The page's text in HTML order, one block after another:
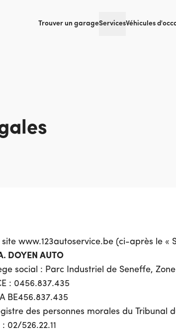
Trouver un garageServicesVéhicules
site www.123autoservice.be (ci-après le «
DOYEN AUTO
social : Parc Industriel de Seneffe,
: 0456.837.435
BE456.837.435
des personnes morales du Tribunal
02/526.22.11